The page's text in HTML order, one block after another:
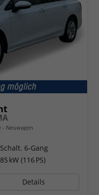
Neuwagen
Schalt. 6-Gang
85 kW (116 PS)
Details